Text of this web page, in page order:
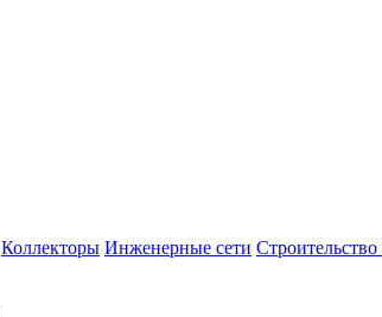
Коллекторы Инженерные сети Строительство